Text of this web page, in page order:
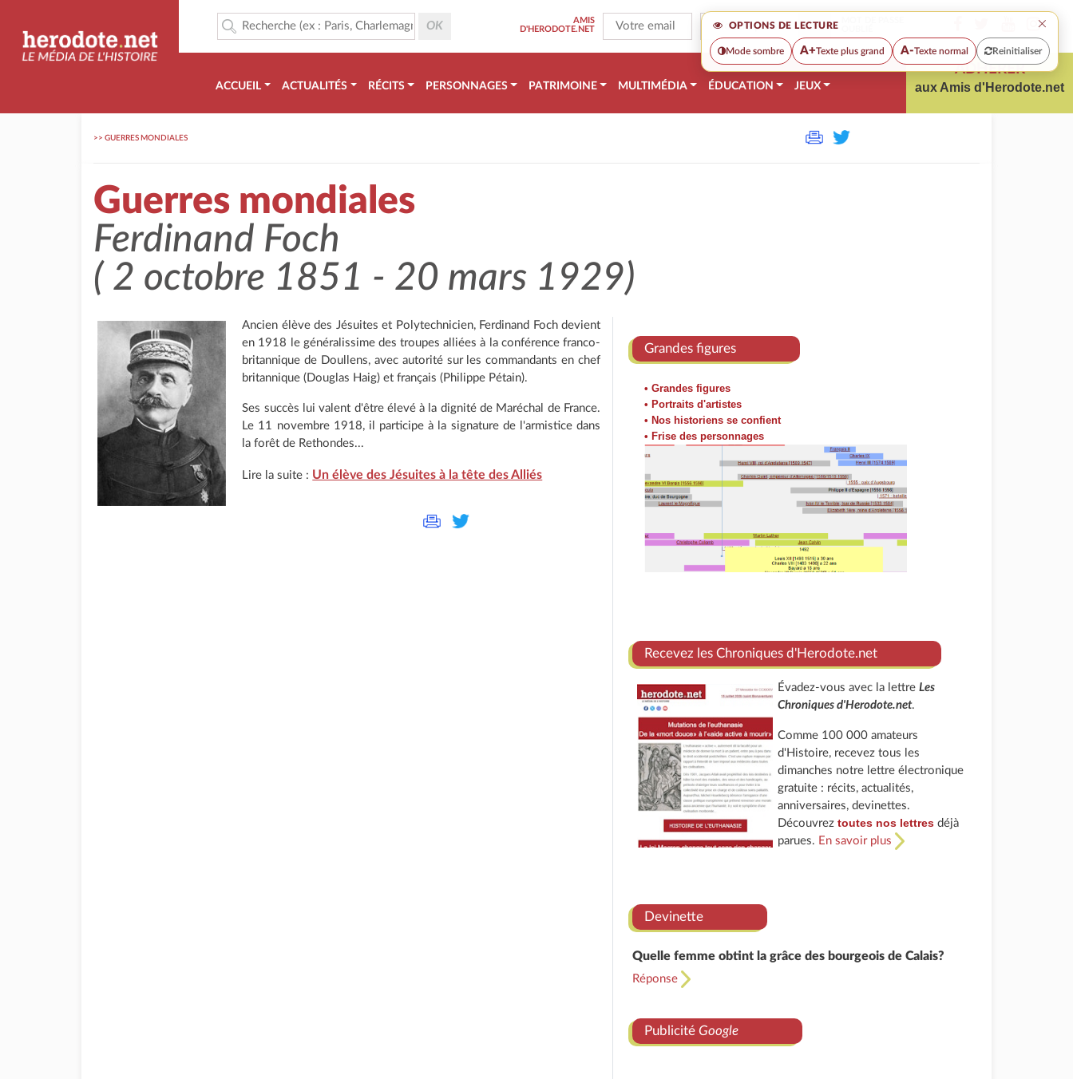
OPTIONS DE LECTURE ×
Mode sombre A+Texte plus grand A-Texte normal Reinitialiser
AMIS
D'HERODOTE.NET
ACCUEIL ACTUALITÉS RÉCITS PERSONNAGES PATRIMOINE MULTIMÉDIA ÉDUCATION JEUX
ADHÉRER
aux Amis d'Herodote.net
>> GUERRES MONDIALES
Guerres mondiales
Ferdinand Foch
( 2 octobre 1851 - 20 mars 1929)
Ancien élève des Jésuites et Polytechnicien, Ferdinand Foch devient
en 1918 le généralissime des troupes alliées à la conférence franco-
britannique de Doullens, avec autorité sur les commandants en chef
britannique (Douglas Haig) et français (Philippe Pétain).
Ses succès lui valent d'être élevé à la dignité de Maréchal de France.
Le 11 novembre 1918, il participe à la signature de l'armistice dans
la forêt de Rethondes...
Lire la suite : Un élève des Jésuites à la tête des Alliés
Grandes figures
• Grandes figures
• Portraits d'artistes
• Nos historiens se confient
• Frise des personnages
Recevez les Chroniques d'Herodote.net
Évadez-vous avec la lettreLes
Chroniques d'Herodote.net.
Comme 100 000 amateurs
d'Histoire, recevez tous les
dimanches notre lettre électronique
gratuite : récits, actualités,
anniversaires, devinettes.
Découvreztoutes nos lettres déjà
parues. En savoir plus
Devinette
Quelle femme obtint la grâce des bourgeois de Calais?
Réponse
Publicité Google